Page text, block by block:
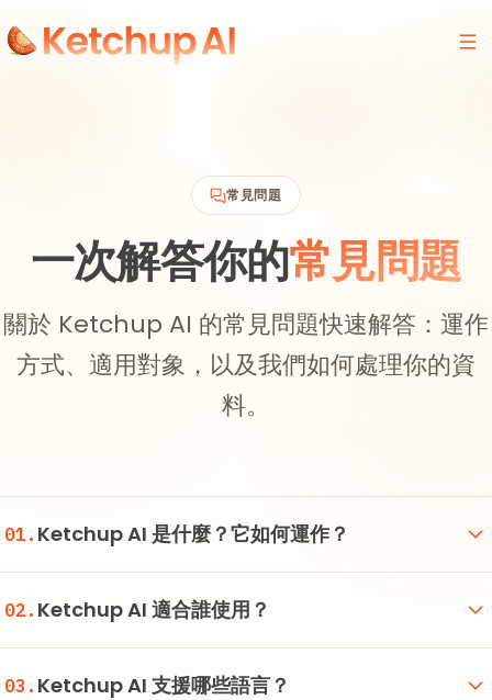
常見問題
一次解答你的常見問題
關於 Ketchup AI 的常見問題快速解答：運作
方式、適用對象，以及我們如何處理你的資
料。
01. Ketchup AI 是什麼？它如何運作？
02. Ketchup AI 適合誰使用？
03. Ketchup AI 支援哪些語言？